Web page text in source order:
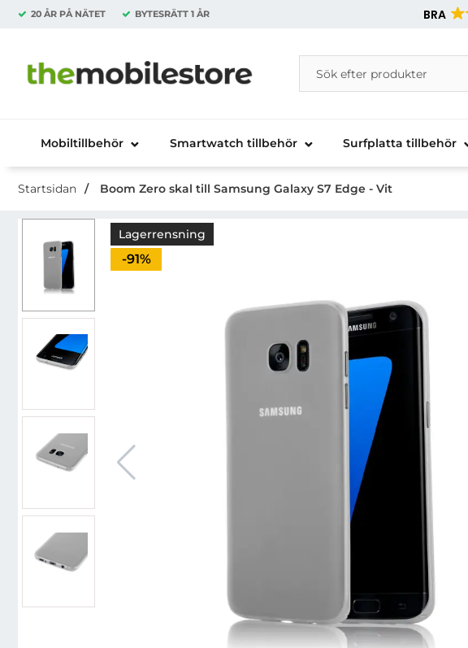
20 ÅR PÅ NÄTET BYTESRÄTT 1 ÅR BRA
Startsidan för Danira Telecom AB
Sök
Sök på Danira Telecom AB
Mobiltillbehör Smartwatch tillbehör Surfplatta tillbehör
Startsidan Boom Zero skal till Samsung Galaxy S7 Edge - Vit
Lagerrensning
Priset är nedsatt med
-91%